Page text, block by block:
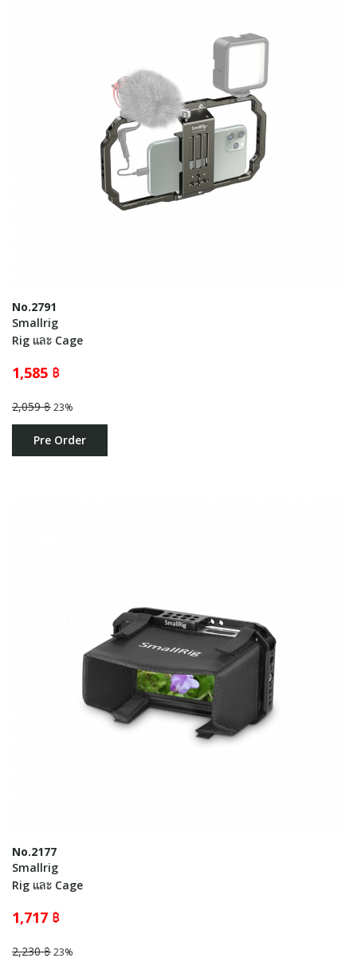
No.2791
Smallrig
Rig และ Cage
1,585 ฿
2,059 ฿23%
Pre Order
No.2177
Smallrig
Rig และ Cage
1,717 ฿
2,230 ฿23%